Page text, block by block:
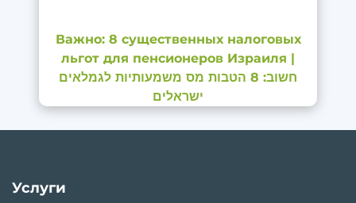
Важно: 8 существенных налоговых
льгот для пенсионеров Израиля |
חשוב: 8 הטבות מס משמעותיות לגמלאים
ישראלים
Услуги